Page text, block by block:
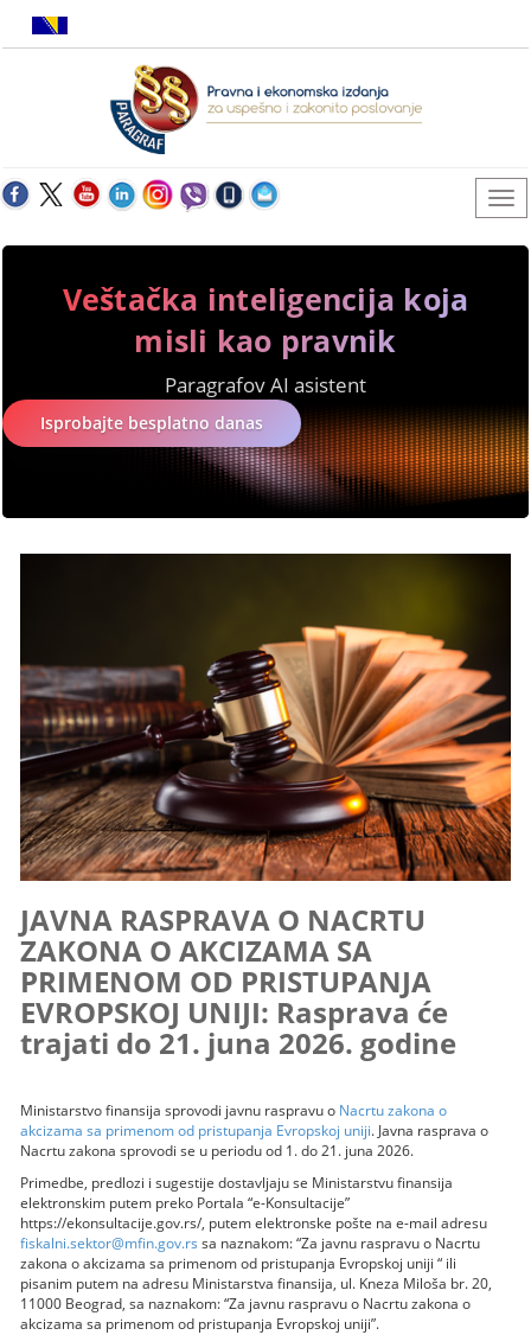
Veštačka inteligencija koja
misli kao pravnik
Paragrafov AI asistent
Isprobajte besplatno danas
JAVNA RASPRAVA O NACRTU
ZAKONA O AKCIZAMA SA
PRIMENOM OD PRISTUPANJA
EVROPSKOJ UNIJI: Rasprava će
trajati do 21. juna 2026. godine
Ministarstvo finansija sprovodi javnu raspravu o Nacrtu zakona o
akcizama sa primenom od pristupanja Evropskoj uniji. Javna rasprava o
Nacrtu zakona sprovodi se u periodu od 1. do 21. juna 2026.
Primedbe, predlozi i sugestije dostavljaju se Ministarstvu finansija
elektronskim putem preko Portala “e-Konsultacije”
https://ekonsultacije.gov.rs/, putem elektronske pošte na e-mail adresu
fiskalni.sektor@mfin.gov.rs sa naznakom: “Za javnu raspravu o Nacrtu
zakona o akcizama sa primenom od pristupanja Evropskoj uniji “ ili
pisanim putem na adresu Ministarstva finansija, ul. Kneza Miloša br. 20,
11000 Beograd, sa naznakom: “Za javnu raspravu o Nacrtu zakona o
akcizama sa primenom od pristupanja Evropskoj uniji”.